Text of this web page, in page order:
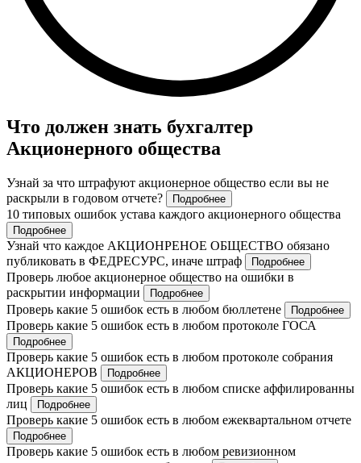
Что должен знать бухгалтер
Акционерного общества
Узнай за что штрафуют акционерное общество если вы не
раскрыли в годовом отчете?
Подробнее
10 типовых ошибок устава каждого акционерного общества
Подробнее
Узнай что каждое АКЦИОНРЕНОЕ ОБЩЕСТВО обязано
публиковать в ФЕДРЕСУРС, иначе штраф
Подробнее
Проверь любое акционерное общество на ошибки в
раскрытии информации
Подробнее
Проверь какие 5 ошибок есть в любом бюллетене Подробнее
Проверь какие 5 ошибок есть в любом протоколе ГОСА
Подробнее
Проверь какие 5 ошибок есть в любом протоколе собрания
АКЦИОНЕРОВ
Подробнее
Проверь какие 5 ошибок есть в любом списке аффилированны
лиц
Подробнее
Проверь какие 5 ошибок есть в любом ежеквартальном отчете
Подробнее
Проверь какие 5 ошибок есть в любом ревизионном